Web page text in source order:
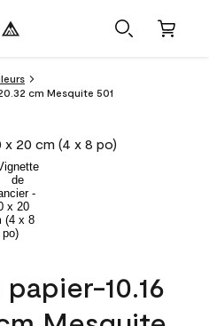
cm Mesquite 501
10.16